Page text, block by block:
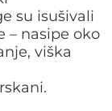
su isušivali
– nasipe oko
viška